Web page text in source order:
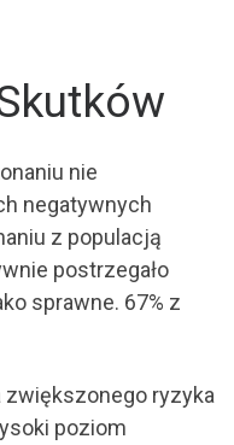
nie
negatywnych
z populacją
postrzegało
sprawne. 67% z
zwiększonego ryzyka
poziom